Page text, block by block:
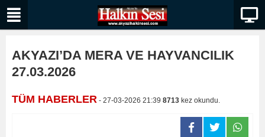
AKYAZI’DA MERA VE HAYVANCILIK
27.03.2026
TÜM HABERLER - 27-03-2026 21:39 8713 kez okundu.